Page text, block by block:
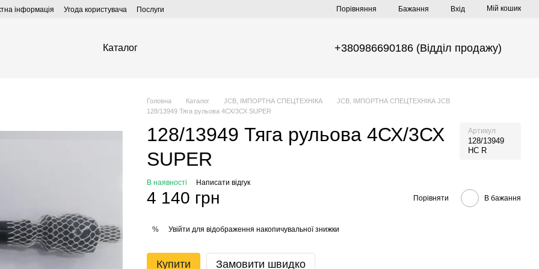
інформація Угода користувача Послуги Порівняння Бажання Вхід Мій кошик
Каталог +380986690186 (Відділ продажу)
Головна Каталог JCB, ІМПОРТНА СПЕЦТЕХНІКА
JCB, ІМПОРТНА СПЕЦТЕХНІКА JCB
128/13949 Тяга рульова 4СХ/3СХ SUPER
128/13949 Тяга рульова 4СХ/3СХ
SUPER
Артикул
128/13949
НС R
В наявності Написати відгук
4 140 грн Порівняти В бажання
% Увійти для відображення накопичувальної знижки
Купити Замовити швидко